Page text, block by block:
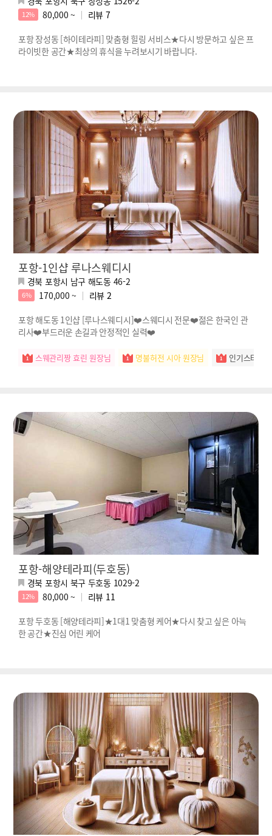
12% 80,000 ~ 리뷰 7
포항 장성동 [하이테라피] 맞춤형 힐링 서비스★다시 방문하고 싶은 프
라이빗한 공간★최상의 휴식을 누려보시기 바랍니다.
포항-1인샵 루나스웨디시
경북 포항시 남구 해도동 46-2
6% 170,000 ~ 리뷰 2
포항 해도동 1인샵 [루나스웨디시]❤️스웨디시 전문❤️젊은 한국인 관
리사❤️부드러운 손길과 안정적인 실력❤️
스웨관리짱 효린 원장님 명불허전 시아 원장님 인기스타 예
포항-해양테라피(두호동)
경북 포항시 북구 두호동 1029-2
12% 80,000 ~ 리뷰 11
포항 두호동 [해양테라피]★1대1 맞춤형 케어★다시 찾고 싶은 아늑
한 공간★진심 어린 케어